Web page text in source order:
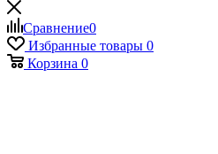
Сравнение0
Избранные товары 0
Корзина 0